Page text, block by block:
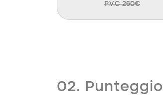
P.V.C 260€
02. Punteggio